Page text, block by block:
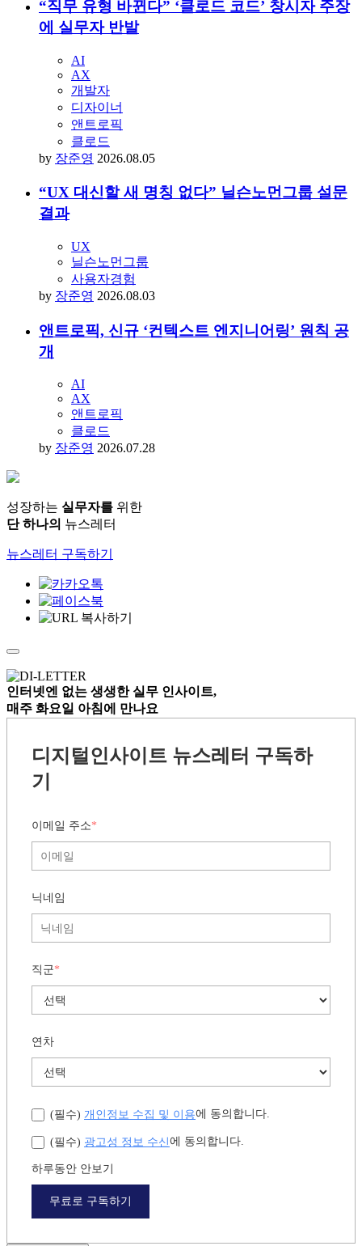
“직무 유형 바뀐다” ‘클로드 코드’ 창시자 주장
에 실무자 반발
AI
AX
개발자
디자이너
앤트로픽
클로드
by 장준영 2026.08.05
“UX 대신할 새 명칭 없다” 닐슨노먼그룹 설문
결과
UX
닐슨노먼그룹
사용자경험
by 장준영 2026.08.03
앤트로픽, 신규 ‘컨텍스트 엔지니어링’ 원칙 공
개
AI
AX
앤트로픽
클로드
by 장준영 2026.07.28
성장하는 실무자를 위한
단 하나의 뉴스레터
뉴스레터 구독하기
인터넷엔 없는 생생한 실무 인사이트,
매주 화요일 아침에 만나요
디지털인사이트 뉴스레터 구독하
기
이메일 주소*
닉네임
직군*
연차
(필수) 개인정보 수집 및 이용에 동의합니다.
(필수) 광고성 정보 수신에 동의합니다.
하루동안 안보기
무료로 구독하기